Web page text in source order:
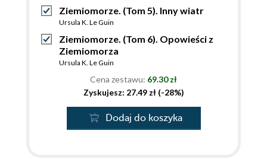
Ziemiomorze. (Tom 5). Inny wiatr
Ursula K. Le Guin
Ziemiomorze. (Tom 6). Opowieści z
Ziemiomorza
Ursula K. Le Guin
Cena zestawu: 69.30 zł
Zyskujesz: 27.49 zł (-28%)
Dodaj do koszyka